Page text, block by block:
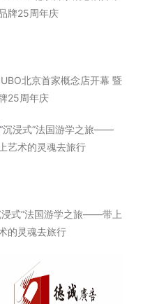
北京首家概念店开幕 暨
25周年庆
浸式”法国游学之旅——带上
的灵魂去旅行